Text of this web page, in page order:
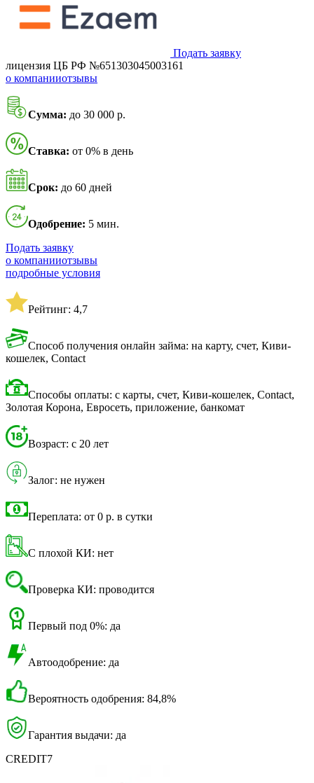
Подать заявку
лицензия ЦБ РФ №651303045003161
о компанииотзывы
Сумма: до 30 000 р.
Ставка: от 0% в день
Срок: до 60 дней
Одобрение: 5 мин.
Подать заявку
о компанииотзывы
подробные условия
Рейтинг: 4,7
Способ получения онлайн займа: на карту, счет, Киви-
кошелек, Contact
Способы оплаты: с карты, счет, Киви-кошелек, Contact,
Золотая Корона, Евросеть, приложение, банкомат
Возраст: с 20 лет
Залог: не нужен
Переплата: от 0 р. в сутки
С плохой КИ: нет
Проверка КИ: проводится
Первый под 0%: да
Автоодобрение: да
Вероятность одобрения: 84,8%
Гарантия выдачи: да
CREDIT7